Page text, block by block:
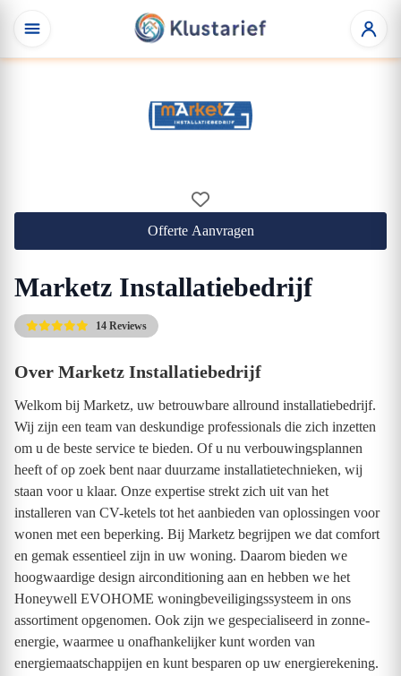
Offerte Aanvragen
Marketz Installatiebedrijf
14 Reviews
Over Marketz Installatiebedrijf
Welkom bij Marketz, uw betrouwbare allround installatiebedrijf.
Wij zijn een team van deskundige professionals die zich inzetten
om u de beste service te bieden. Of u nu verbouwingsplannen
heeft of op zoek bent naar duurzame installatietechnieken, wij
staan voor u klaar. Onze expertise strekt zich uit van het
installeren van CV-ketels tot het aanbieden van oplossingen voor
wonen met een beperking. Bij Marketz begrijpen we dat comfort
en gemak essentieel zijn in uw woning. Daarom bieden we
hoogwaardige design airconditioning aan en hebben we het
Honeywell EVOHOME woningbeveiligingssysteem in ons
assortiment opgenomen. Ook zijn we gespecialiseerd in zonne-
energie, waarmee u onafhankelijker kunt worden van
energiemaatschappijen en kunt besparen op uw energierekening.